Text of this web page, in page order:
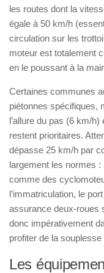
les routes dont la
égale à 50 km/h
circulation sur les
moteur est totalement
en le poussant à la
Certaines communes
piétonnes spécifiques,
l’allure du pas (6 km/
restent prioritaires.
dépasse 25 km/h par
largement les normes
comme des
l’immatriculation, le
assurance deux-roues
donc impérativement
profiter de la
Les